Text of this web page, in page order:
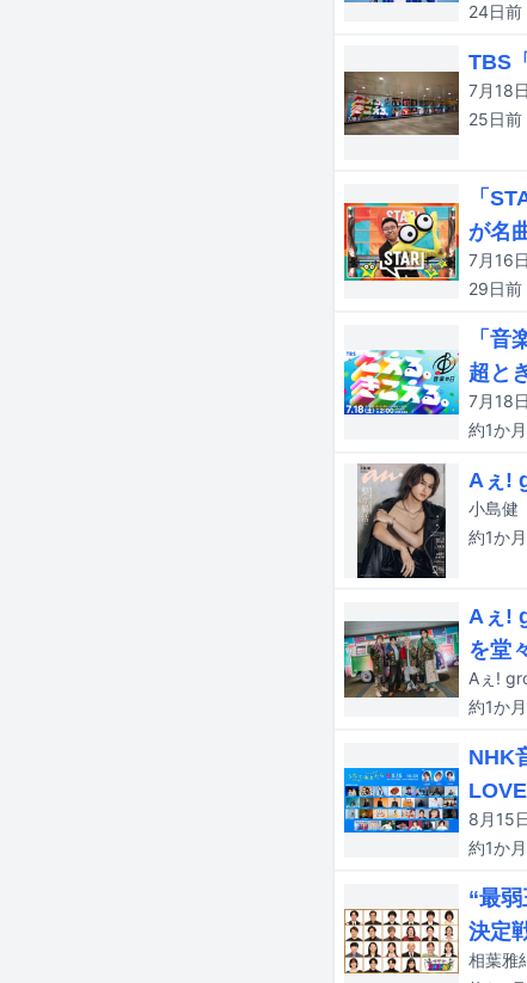
24日前
TBS
25日前
「
が名
29日前
「音
超と
約1か月
Aぇ!
小島健
約1か月
Aぇ!
を堂
約1か月
NHK
約1か月
“最
決定